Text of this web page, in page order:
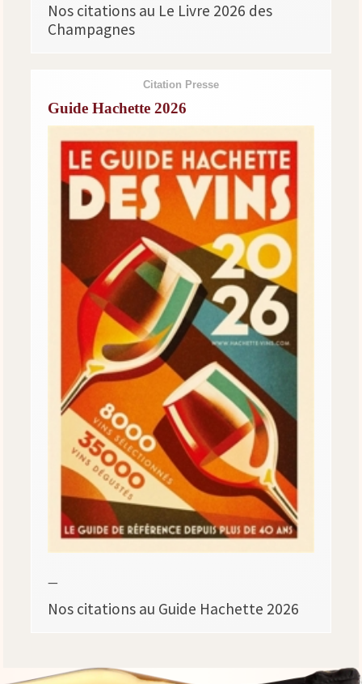
Nos citations au Le Livre 2026 des
Champagnes
Citation Presse
Guide Hachette 2026
—
Nos citations au Guide Hachette 2026